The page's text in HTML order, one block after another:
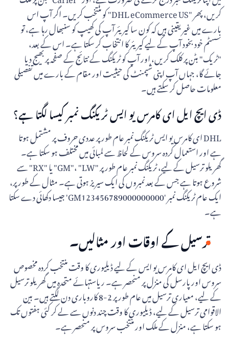
کریں، پھر "DHL eCommerce US" کو منتخب کریں۔ اگر آپ اس
بارے میں غیر یقینی ہیں کہ کون سا کیریئر آپ کی کھیپ کو سنبھال رہا ہے، تو
سسٹم خود بخود آپ کے لیے کیریئر کا انتخاب کر سکتا ہے۔ اس کے بعد،
"ٹریک" بٹن پر کلک کریں، اور آپ کو ٹریکنگ کے نتائج کے صفحہ پر بھیج دیا
جائے گا، جہاں آپ اپنی شپمنٹ کی حیثیت اور مقام کے بارے میں تفصیلی
معلومات حاصل کر سکتے ہیں۔
ڈی ایچ ایل ای کامرس یو ایس ٹریکنگ نمبر کیسا لگتا ہے؟
DHL ای کامرس یو ایس ٹریکنگ نمبر عام طور پر عددی حروف پر مشتمل ہوتا
ہے اور استعمال کردہ سروس کے لحاظ سے لمبائی میں مختلف ہو سکتا ہے۔
گھریلو ترسیل کے لیے، ٹریکنگ نمبر عام طور پر "GM"، "LW" یا "RX" سے
شروع ہوتا ہے جس کے بعد نمبروں کی ایک سیریز ہوتی ہے۔ مثال کے طور پر،
ایک عام ٹریکنگ نمبر 'GM123456789000000000' جیسا دکھائی دے سکتا
ہے۔
ترسیل کے اوقات اور مثالیں۔
ڈی ایچ ایل ای کامرس یو ایس کے لیے ڈیلیوری کا وقت منتخب کردہ مخصوص
سروس اور پارسل کی منزل پر منحصر ہے۔ ریاستہائے متحدہ میں گھریلو ترسیل
کے لیے، معیاری ترسیل میں عام طور پر 2-8 کاروباری دن لگتے ہیں۔ بین
الاقوامی ترسیل کے لیے، ڈیلیوری کا وقت چند دنوں سے لے کر کئی ہفتوں تک
ہو سکتا ہے، منزل کے ملک اور منتخب سروس پر منحصر ہے۔